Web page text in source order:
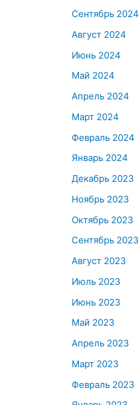
Сентябрь 2024
Август 2024
Июнь 2024
Май 2024
Апрель 2024
Март 2024
Февраль 2024
Январь 2024
Декабрь 2023
Ноябрь 2023
Октябрь 2023
Сентябрь 2023
Август 2023
Июль 2023
Июнь 2023
Май 2023
Апрель 2023
Март 2023
Февраль 2023